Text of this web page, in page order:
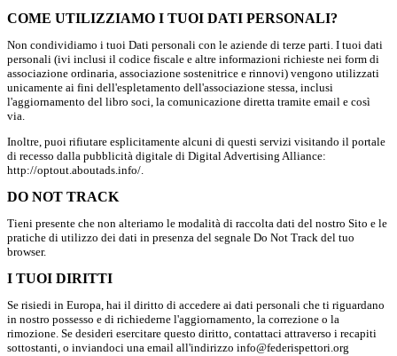
COME UTILIZZIAMO I TUOI DATI PERSONALI?
Non condividiamo i tuoi Dati personali con le aziende di terze parti. I tuoi dati
personali (ivi inclusi il codice fiscale e altre informazioni richieste nei form di
associazione ordinaria, associazione sostenitrice e rinnovi) vengono utilizzati
unicamente ai fini dell'espletamento dell'associazione stessa, inclusi
l'aggiornamento del libro soci, la comunicazione diretta tramite email e così
via.
Inoltre, puoi rifiutare esplicitamente alcuni di questi servizi visitando il portale
di recesso dalla pubblicità digitale di Digital Advertising Alliance:
http://optout.aboutads.info/.
DO NOT TRACK
Tieni presente che non alteriamo le modalità di raccolta dati del nostro Sito e le
pratiche di utilizzo dei dati in presenza del segnale Do Not Track del tuo
browser.
I TUOI DIRITTI
Se risiedi in Europa, hai il diritto di accedere ai dati personali che ti riguardano
in nostro possesso e di richiederne l'aggiornamento, la correzione o la
rimozione. Se desideri esercitare questo diritto, contattaci attraverso i recapiti
sottostanti, o inviandoci una email all'indirizzo info@federispettori.org